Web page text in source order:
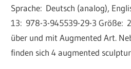
Sprache: Deutsch (analog),
13: 978-3-945539-29-3 Größe:
über und mit Augmented Art.
finden sich 4 augmented